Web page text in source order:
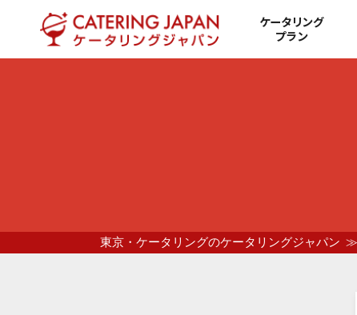
ケータリング
プラン
東京・ケータリングのケータリングジャパン